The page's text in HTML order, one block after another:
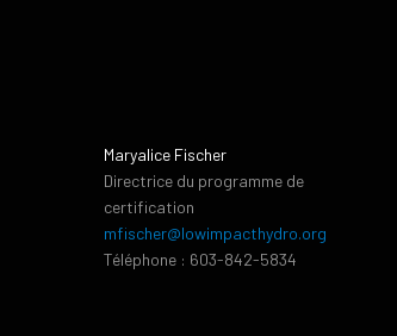
Maryalice Fischer
Directrice du programme de
certification
mfischer@lowimpacthydro.org
Téléphone : 603-842-5834